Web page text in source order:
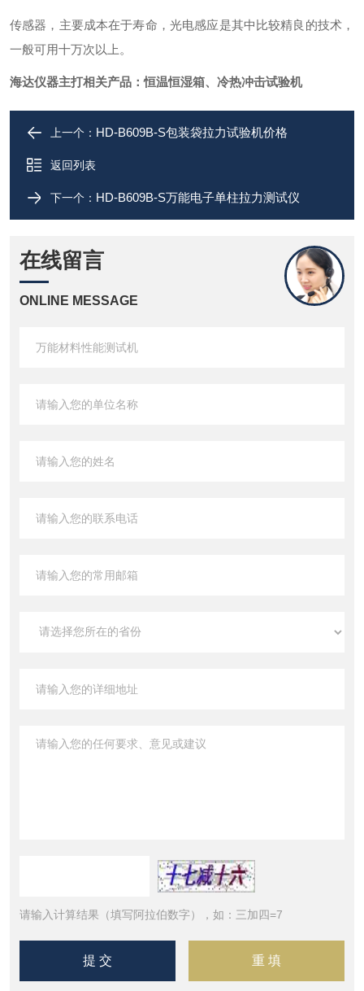
传感器，主要成本在于寿命，光电感应是其中比较精良的技术，
一般可用十万次以上。
海达仪器主打相关产品：恒温恒湿箱、冷热冲击试验机
上一个： HD-B609B-S包装袋拉力试验机价格
返回列表
下一个： HD-B609B-S万能电子单柱拉力测试仪
在线留言
ONLINE MESSAGE
请输入计算结果（填写阿拉伯数字），如：三加四=7